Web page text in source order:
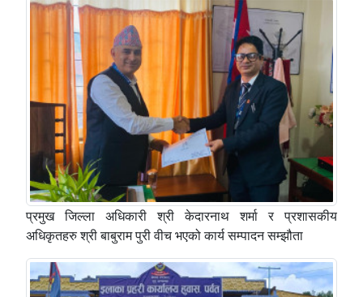
प्रमुख जिल्ला अधिकारी श्री केदारनाथ शर्मा र प्रशासकीय
अधिकृतहरु श्री बाबुराम पुरी वीच भएको कार्य सम्पादन सम्झौता